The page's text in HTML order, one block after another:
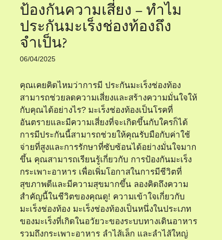
ป้องกันความเสี่ยง – ทำไม
ประกันมะเร็งช่องท้องถึง
จำเป็น?
06/04/2025
คุณเคยคิดไหมว่าการมี ประกันมะเร็งช่องท้อง
สามารถช่วยลดความเสี่ยงและสร้างความมั่นใจให้
กับคุณได้อย่างไร? มะเร็งช่องท้องเป็นโรคที่
อันตรายและมีความเสี่ยงที่จะเกิดขึ้นกับใครก็ได้
การมีประกันนี้สามารถช่วยให้คุณรับมือกับค่าใช้
จ่ายที่สูงและการรักษาที่ซับซ้อนได้อย่างมั่นใจมาก
ขึ้น คุณสามารถเรียนรู้เกี่ยวกับ การป้องกันมะเร็ง
กระเพาะอาหาร เพื่อเพิ่มโอกาสในการมีชีวิตที่
สุขภาพดีและมีความสุขมากขึ้น ลองคิดถึงความ
สำคัญนี้ในชีวิตของคุณดู! ความเข้าใจเกี่ยวกับ
มะเร็งช่องท้อง มะเร็งช่องท้องเป็นหนึ่งในประเภท
ของมะเร็งที่เกิดในอวัยวะของระบบทางเดินอาหาร
รวมถึงกระเพาะอาหาร ลำไส้เล็ก และลำไส้ใหญ่